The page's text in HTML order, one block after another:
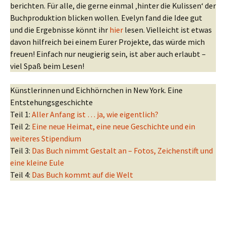
berichten. Für alle, die gerne einmal ‚hinter die Kulissen‘ der
Buchproduktion blicken wollen. Evelyn fand die Idee gut
und die Ergebnisse könnt ihr hier lesen. Vielleicht ist etwas
davon hilfreich bei einem Eurer Projekte, das würde mich
freuen! Einfach nur neugierig sein, ist aber auch erlaubt –
viel Spaß beim Lesen!
Künstlerinnen und Eichhörnchen in New York. Eine
Entstehungsgeschichte
Teil 1: Aller Anfang ist … ja, wie eigentlich?
Teil 2: Eine neue Heimat, eine neue Geschichte und ein
weiteres Stipendium
Teil 3: Das Buch nimmt Gestalt an – Fotos, Zeichenstift und
eine kleine Eule
Teil 4: Das Buch kommt auf die Welt